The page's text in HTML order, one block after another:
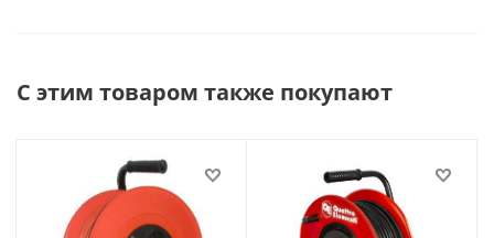
С этим товаром также покупают